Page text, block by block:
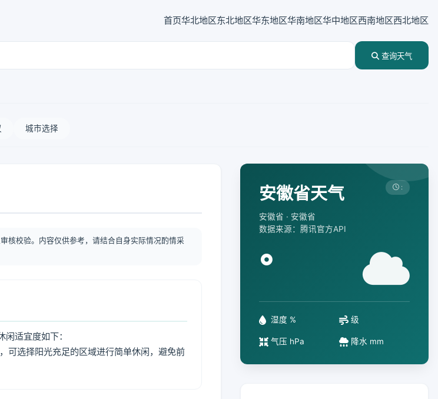
首页华北地区东北地区华东地区华南地区华中地区西南地区西北地区
查询天气
城市选择
核校验。内容仅供参考，请结合自身实际情况酌情采
适宜度如下：
可选择阳光充足的区域进行简单休闲，避免前
安徽省天气
安徽省 · 安徽省
数据来源：腾讯官方API
:
°
湿度 % 级
气压 hPa 降水 mm